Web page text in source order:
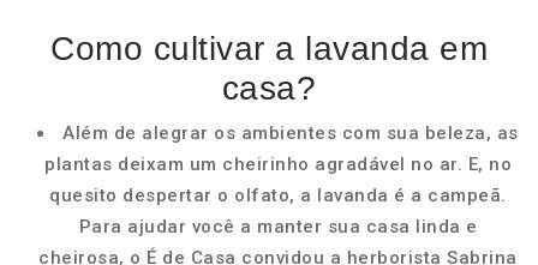
Como cultivar a lavanda em
casa?
Além de alegrar os ambientes com sua beleza, as
plantas deixam um cheirinho agradável no ar. E, no
quesito despertar o olfato, a lavanda é a campeã.
Para ajudar você a manter sua casa linda e
cheirosa, o É de Casa convidou a herborista Sabrina